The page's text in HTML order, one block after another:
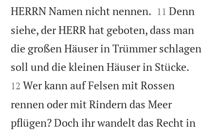
HERRN Namen nicht nennen. 

11 Denn
siehe, der HERR hat geboten, dass man
die großen Häuser in Trümmer schlagen
soll und die kleinen Häuser in Stücke.
12 Wer kann auf Felsen mit Rossen
rennen oder mit Rindern das Meer
pflügen? Doch ihr wandelt das Recht in